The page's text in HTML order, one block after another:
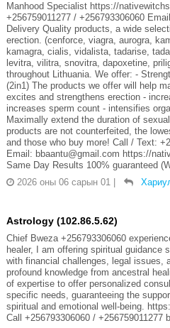
Manhood Specialist https://
+256759011277 / +256793306060
Delivery Quality products, a wide
erection. (cenforce, viagra, aurogra,
kamagra, cialis, vidalista, tadarise,
levitra, vilitra, snovitra, dapoxetine,
throughout Lithuania. We offer: -
(2in1) The products we offer will help
excites and strengthens erection -
increases sperm count - intensifies
Maximally extend the duration of
products are not counterfeited, the
and those who buy more! Call / Text:
Email: bbaantu@gmail.com https://
Same Day Results 100% guaranteed
2026 оны 06 сарын 01
Astrology (102.86.5.62)
Chief Bweza +256793306060
healer, I am offering spiritual guidance
with financial challenges, legal issues,
profound knowledge from ancestral
of expertise to offer personalized
specific needs, guaranteeing the
spiritual and emotional well-being.
Call +256793306060 / +256759011277